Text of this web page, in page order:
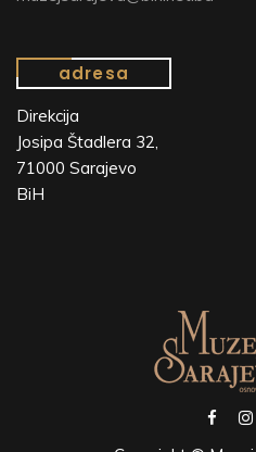
adresa
Direkcija
Josipa Štadlera 32,
71000 Sarajevo
BiH